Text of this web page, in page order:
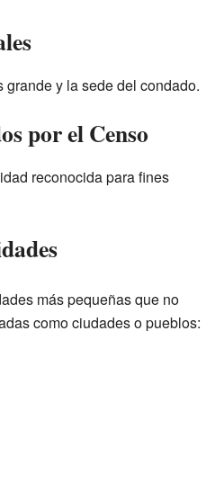
grande y la sede del condado.
por el Censo
reconocida para fines
más pequeñas que no
como ciudades o pueblos: